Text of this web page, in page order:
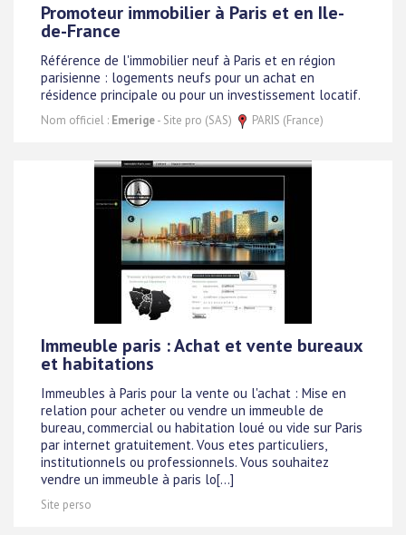
Promoteur immobilier à Paris et en Ile-
de-France
Référence de l'immobilier neuf à Paris et en région
parisienne : logements neufs pour un achat en
résidence principale ou pour un investissement locatif.
Nom officiel : Emerige- Site pro (SAS) PARIS (France)
Immeuble paris : Achat et vente bureaux
et habitations
Immeubles à Paris pour la vente ou l'achat : Mise en
relation pour acheter ou vendre un immeuble de
bureau, commercial ou habitation loué ou vide sur Paris
par internet gratuitement. Vous etes particuliers,
institutionnels ou professionnels. Vous souhaitez
vendre un immeuble à paris lo[...]
Site perso